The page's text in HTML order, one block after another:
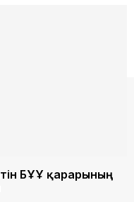
БҰҰ қарарының